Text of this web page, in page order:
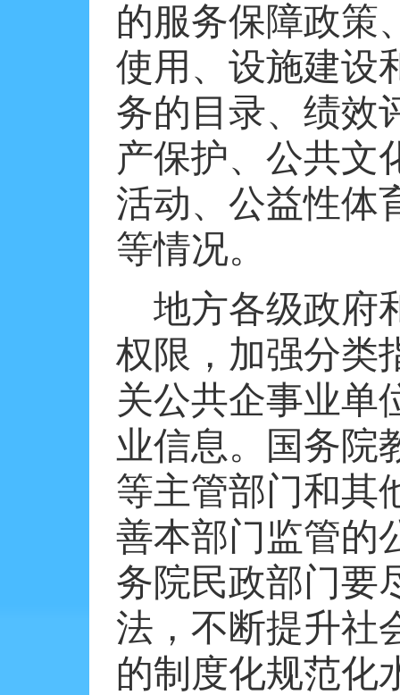
的服务保障政策
使用、设施建设
务的目录、绩效
产保护、公共文
活动、公益性体
等情况。
地方各级政府
权限，加强分类
关公共企事业单
业信息。国务院
等主管部门和其
善本部门监管的
务院民政部门要
法，不断提升社
的制度化规范化